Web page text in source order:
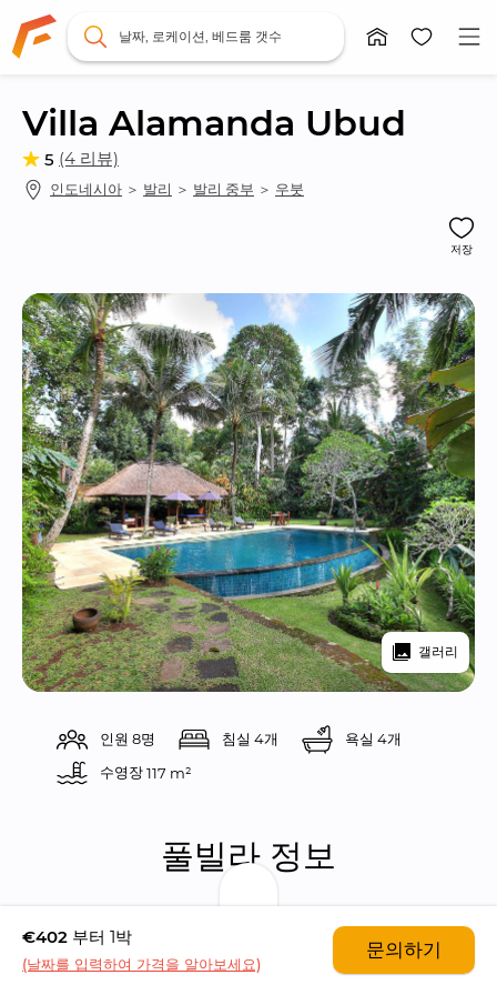
날짜, 로케이션, 베드룸 갯수
Villa Alamanda Ubud
5 (4 리뷰)
인도네시아 ＞ 발리 ＞ 발리 중부 ＞ 우붓
저장
갤러리
인원 8명 침실 4개
욕실 4개
수영장 117 m²
풀빌라 정보
풀빌라 아라만다는 우붓에 위치한 럭셔리 가족형 풀
빌라입니다.
€402 부터 1박
(날짜를 입력하여 가격을 알아보세요)
문의하기